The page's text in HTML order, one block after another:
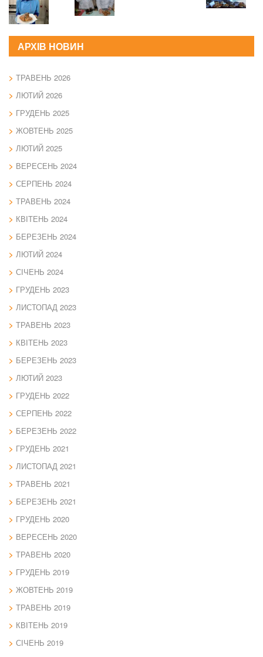
АРХІВ НОВИН
ТРАВЕНЬ 2026
ЛЮТИЙ 2026
ГРУДЕНЬ 2025
ЖОВТЕНЬ 2025
ЛЮТИЙ 2025
ВЕРЕСЕНЬ 2024
СЕРПЕНЬ 2024
ТРАВЕНЬ 2024
КВІТЕНЬ 2024
БЕРЕЗЕНЬ 2024
ЛЮТИЙ 2024
СІЧЕНЬ 2024
ГРУДЕНЬ 2023
ЛИСТОПАД 2023
ТРАВЕНЬ 2023
КВІТЕНЬ 2023
БЕРЕЗЕНЬ 2023
ЛЮТИЙ 2023
ГРУДЕНЬ 2022
СЕРПЕНЬ 2022
БЕРЕЗЕНЬ 2022
ГРУДЕНЬ 2021
ЛИСТОПАД 2021
ТРАВЕНЬ 2021
БЕРЕЗЕНЬ 2021
ГРУДЕНЬ 2020
ВЕРЕСЕНЬ 2020
ТРАВЕНЬ 2020
ГРУДЕНЬ 2019
ЖОВТЕНЬ 2019
ТРАВЕНЬ 2019
КВІТЕНЬ 2019
СІЧЕНЬ 2019